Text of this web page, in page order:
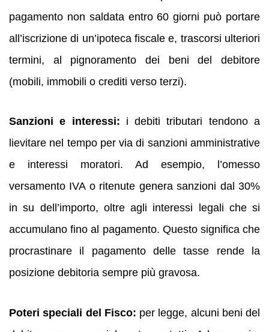
pagamento non saldata entro 60 giorni può portare
all’iscrizione di un’ipoteca fiscale e, trascorsi ulteriori
termini, al pignoramento dei beni del debitore
(mobili, immobili o crediti verso terzi).
Sanzioni e interessi: i debiti tributari tendono a
lievitare nel tempo per via di sanzioni amministrative
e interessi moratori. Ad esempio, l’omesso
versamento IVA o ritenute genera sanzioni dal 30%
in su dell’importo, oltre agli interessi legali che si
accumulano fino al pagamento. Questo significa che
procrastinare il pagamento delle tasse rende la
posizione debitoria sempre più gravosa.
Poteri speciali del Fisco: per legge, alcuni beni del